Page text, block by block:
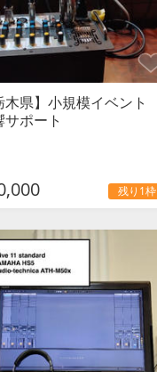
木県】小規模イベント
サポート
残り1枠